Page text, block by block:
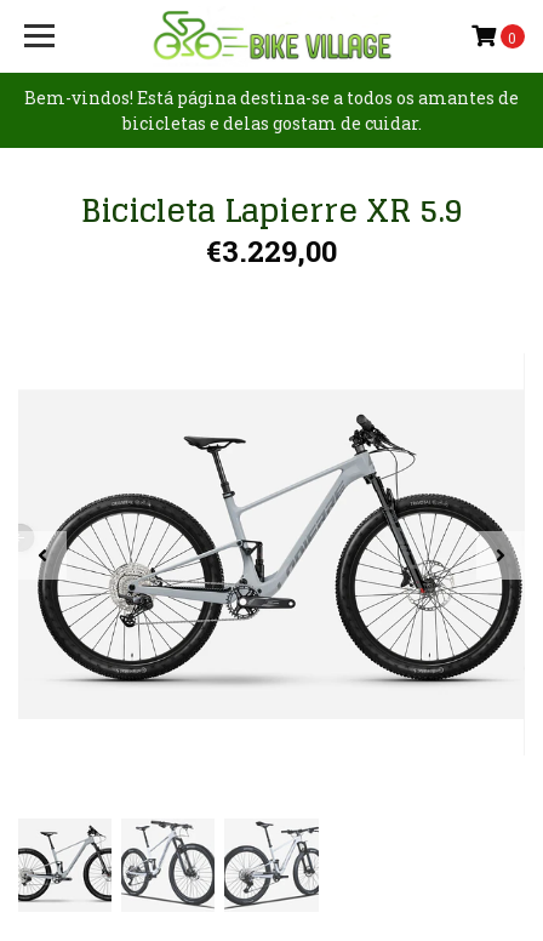
Bem-vindos! Está página destina-se a todos os amantes de
bicicletas e delas gostam de cuidar.
0
Bicicleta Lapierre XR 5.9
€3.229,00